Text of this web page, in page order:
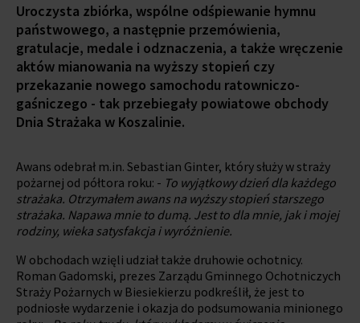
Uroczysta zbiórka, wspólne odśpiewanie hymnu
państwowego, a następnie przemówienia,
gratulacje, medale i odznaczenia, a także wręczenie
aktów mianowania na wyższy stopień czy
przekazanie nowego samochodu ratowniczo-
gaśniczego - tak przebiegały powiatowe obchody
Dnia Strażaka w Koszalinie.
Awans odebrał m.in. Sebastian Ginter, który służy w straży
pożarnej od półtora roku: - To wyjątkowy dzień dla każdego
strażaka. Otrzymałem awans na wyższy stopień starszego
strażaka. Napawa mnie to dumą. Jest to dla mnie, jak i mojej
rodziny, wieka satysfakcja i wyróżnienie.
W obchodach wzięli udział także druhowie ochotnicy.
Roman Gadomski, prezes Zarządu Gminnego Ochotniczych
Straży Pożarnych w Biesiekierzu podkreślił, że jest to
podniosłe wydarzenie i okazja do podsumowania minionego